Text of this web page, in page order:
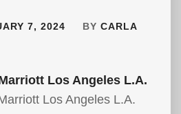
7, 2024 BY CARLA
Los Angeles L.A.
Los Angeles L.A.